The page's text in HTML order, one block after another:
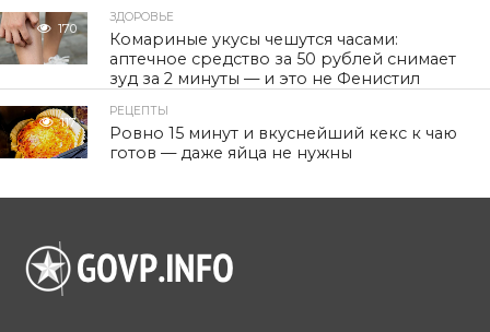
170
ЗДОРОВЬЕ
Комариные укусы чешутся часами:
аптечное средство за 50 рублей снимает
зуд за 2 минуты — и это не Фенистил
117
РЕЦЕПТЫ
Ровно 15 минут и вкуснейший кекс к чаю
готов — даже яйца не нужны